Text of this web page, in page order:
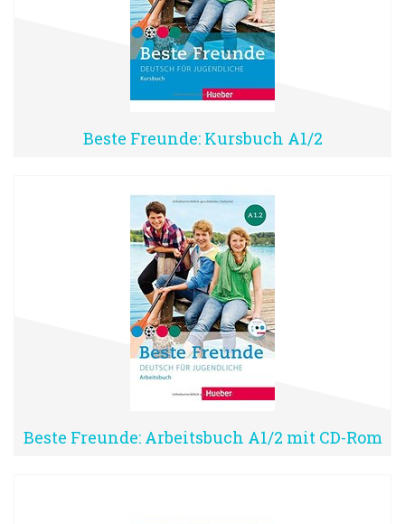
Beste Freunde: Kursbuch A1/2
Beste Freunde: Arbeitsbuch A1/2 mit CD-Rom